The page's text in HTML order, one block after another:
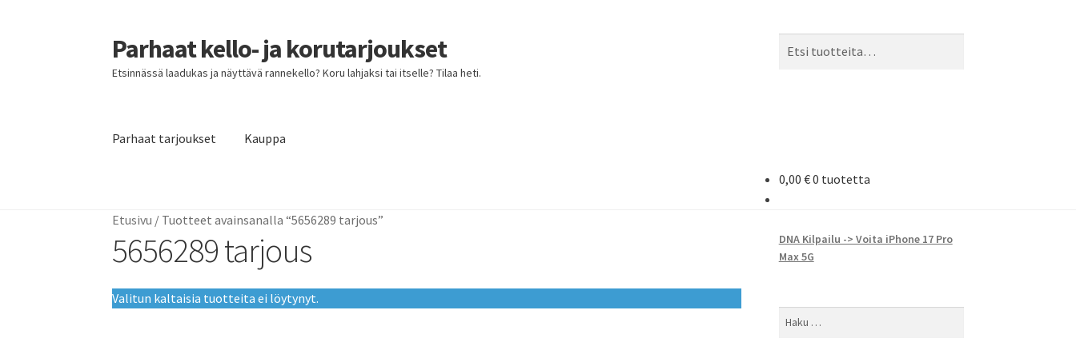
Siirry
navigointiin
Siirry
sisältöön
Parhaat kello- ja korutarjoukset
Etsinnässä laadukas ja näyttävä rannekello? Koru lahjaksi tai itselle? Tilaa heti.
Parhaat tarjoukset Kauppa
0,00 €0 tuotetta
Etusivu / Tuotteet avainsanalla “5656289 tarjous”
5656289 tarjous
Valitun kaltaisia tuotteita ei löytynyt.
DNA Kilpailu -> Voita iPhone 17 Pro
Max 5G
Haku: